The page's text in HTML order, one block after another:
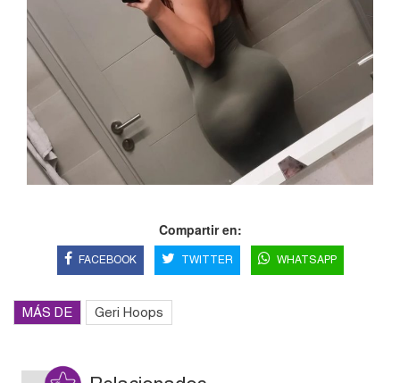
Compartir en:
FACEBOOK TWITTER WHATSAPP
MÁS DE Geri Hoops